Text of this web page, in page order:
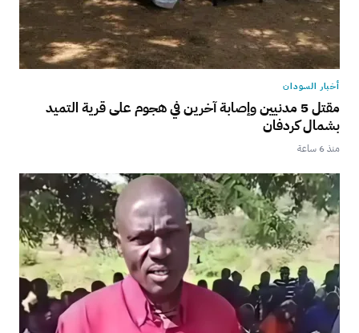
أخبار السودان
مقتل 5 مدنيين وإصابة آخرين في هجوم على قرية التميد
بشمال كردفان
منذ 6 ساعة